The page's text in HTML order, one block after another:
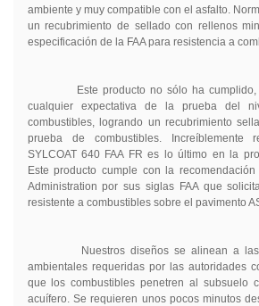
ambiente ymuy compatible con el asfalto.
un recubrimiento de sellado con rellenos
especificación de la FAA para resistencia a
Este producto no sólo ha cumplido
cualquier expectativa de
la prueba del
combustibles, logrando un recubrimiento
prueba de combustibles.
Increíblemente
SYLCOAT 640 FAA FRes lo último en la
Este producto cumple con la
Administration por sus siglas FAA que
resistente a combustibles sobre el pavimento
Nuestros diseños se alinean a las
ambientales requeridas por las autoridades
que los combustibles penetren al subsuelo
acuífero. Se requieren unos pocos minutos